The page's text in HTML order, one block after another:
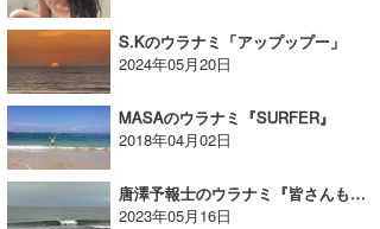
S.Kのウラナミ「アップップー」
2024年05月20日
MASAのウラナミ『SURFER』
2018年04月02日
唐澤予報士のウラナミ『皆さんも気をつけて！』
2023年05月16日